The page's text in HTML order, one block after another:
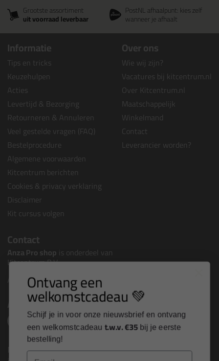
Grootste assortiment
uit voorraad leverbaar
PostNL afhaalpunt: kies zelf
wanneer je afhaalt
Informatie
Tips en tricks
Keuzehulpen
Acties
Levertijd & Bezorging
Retourneren & Annuleren
Veel gestelde vragen (FAQ)
Bestelprocedure
Algemene voorwaarden
Kitcentrum berichten
Cookies & privacy verklaring
Disclaimer
Kit cursus volgen
Over ons
Wie wij zijn?
Vacatures bij kitcentrum.nl
Over Kitcentrum.nl
Maatschappelijk
Winkelmand
Contact
Leverancier worden?
Contact
Anza Pro shop is onderdeel van
Kitcentrum B.V.
Alle contactgegevens >
Altijd op de hoogte blijven?
Nieuws, tips en exclusieve deals rechtstreeks in je
Ontvang een
welkomstcadeau 💚
Schijf je in voor onze nieuwsbrief en ontvang
een welkomstcadeau t.w.v. €35 bij je eerste
bestelling!